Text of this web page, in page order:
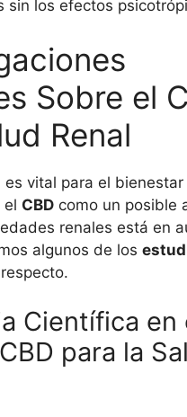
sin los efectos
Sobre el
Renal
es vital para el bienestar
el CBD como un posible
renales está en
algunos de los
Científica en
para la